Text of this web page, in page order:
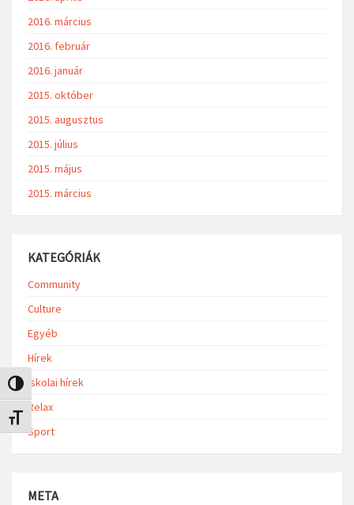
Nagy kontraszt váltása
Betűméret váltása
2016. március
2016. február
2016. január
2015. október
2015. augusztus
2015. július
2015. május
2015. március
KATEGÓRIÁK
Community
Culture
Egyéb
Hírek
Iskolai hírek
Relax
Sport
META